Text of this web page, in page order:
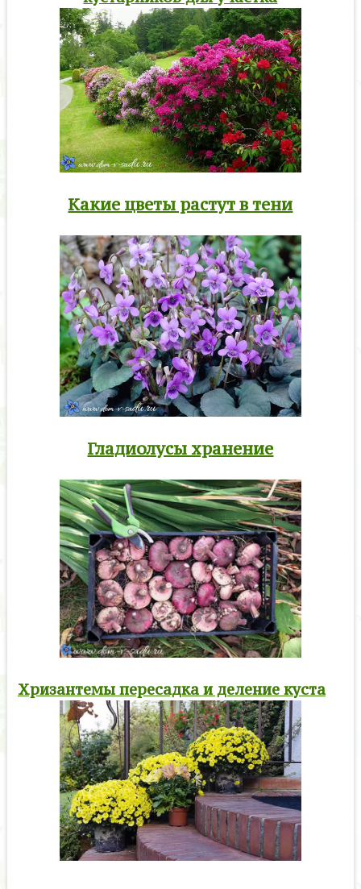
Какие цветы растут в тени
Гладиолусы хранение
Хризантемы пересадка и деление куста